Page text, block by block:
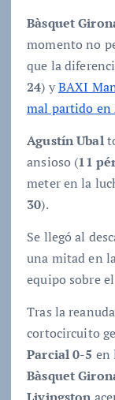
Bàsquet
momento no
que la
24) yBAXI
mal partido en
Agustín Ubal
ansioso (11
meter en la
30).
Se llegó al
una mitad en
equipo sobre
Tras la
cortocircuito
Parcial 0-5 en
Bàsquet